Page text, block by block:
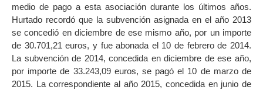
medio de pago a esta asociación durante los últimos años.
Hurtado recordó que la subvención asignada en el año 2013
se concedió en diciembre de ese mismo año, por un importe
de 30.701,21 euros, y fue abonada el 10 de febrero de 2014.
La subvención de 2014, concedida en diciembre de ese año,
por importe de 33.243,09 euros, se pagó el 10 de marzo de
2015. La correspondiente al año 2015, concedida en junio de